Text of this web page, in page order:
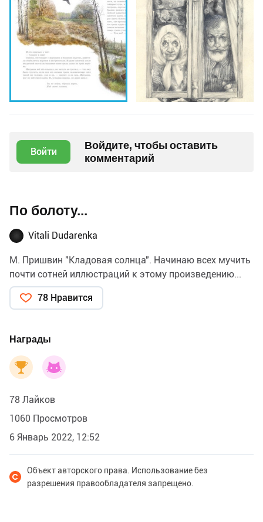
Войти
Войдите, чтобы оставить
комментарий
По болоту...
Vitali Dudarenka
М. Пришвин "Кладовая солнца". Начинаю всех мучить
почти сотней иллюстраций к этому произведению...
78 Нравится
Награды
78 Лайков
1060 Просмотров
6 Январь 2022, 12:52
Объект авторского права. Использование без
разрешения правообладателя запрещено.